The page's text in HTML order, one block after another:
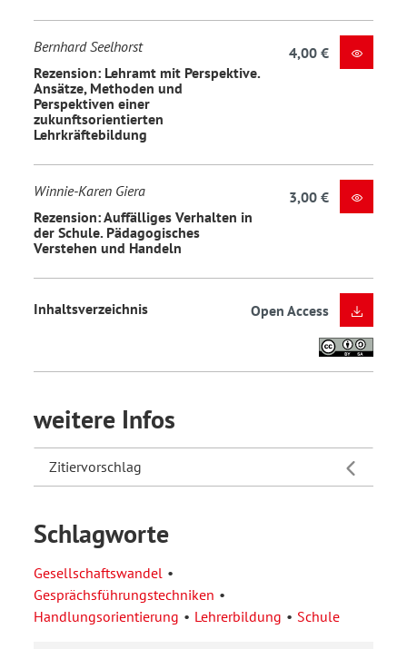
Bernhard Seelhorst
Rezension: Lehramt mit Perspektive.
Ansätze, Methoden und
Perspektiven einer
zukunftsorientierten
Lehrkräftebildung
4,00 €
Winnie-Karen Giera
Rezension: Auffälliges Verhalten in
der Schule. Pädagogisches
Verstehen und Handeln
3,00 €
Inhaltsverzeichnis Open Access
weitere Infos
Zitiervorschlag
Schlagworte
Gesellschaftswandel
Gesprächsführungstechniken
Handlungsorientierung
Lehrerbildung Schule